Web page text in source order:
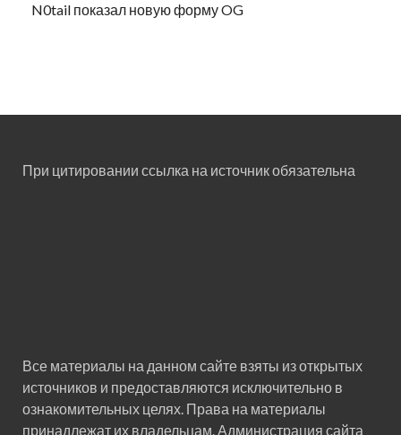
N0tail показал новую форму OG
При цитировании ссылка на источник обязательна
Все материалы на данном сайте взяты из открытых
источников и предоставляются исключительно в
ознакомительных целях. Права на материалы
принадлежат их владельцам. Администрация сайта